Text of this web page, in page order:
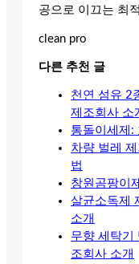
공으로 이끄는 최
clean pro
다른 추천 글
천연 섬유 2
제조회사 소
통돌이세제:
차량 벌레
법
창원곰팡이
살균소독제
소개
무향 세탁기
조회사 소개